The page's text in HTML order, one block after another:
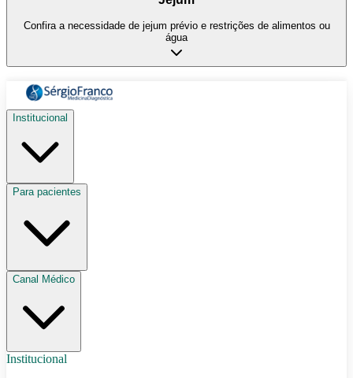
Confira a necessidade de jejum prévio e restrições de alimentos ou
água
Institucional
Para pacientes
Canal Médico
Institucional